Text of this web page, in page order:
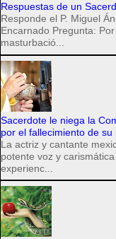
Respuestas de un
Responde el P. Miguel
Encarnado Pregunta:
masturbació...
Sacerdote le niega la
por el fallecimiento de su
La actriz y cantante
potente voz y
experienc...